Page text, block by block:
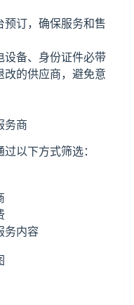
预订，确保服务和售
设备、身份证件必带
改的供应商，避免意
务商
以下方式筛选：
务内容